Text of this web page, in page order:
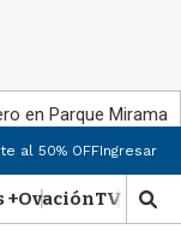
en Parque Miramar
al 50% OFFIngresar
+OvaciónTV Show
M
o